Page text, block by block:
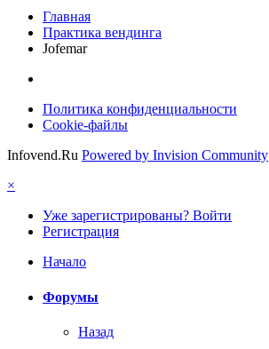
Главная
Практика вендинга
Jofemar
Политика конфиденциальности
Cookie-файлы
Infovend.Ru Powered by Invision Community
×
Уже зарегистрированы? Войти
Регистрация
Начало
Форумы
Назад